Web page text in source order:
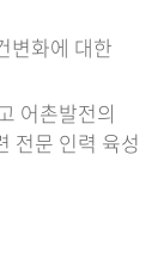
변화에 대한
어촌발전의
전문 인력 육성